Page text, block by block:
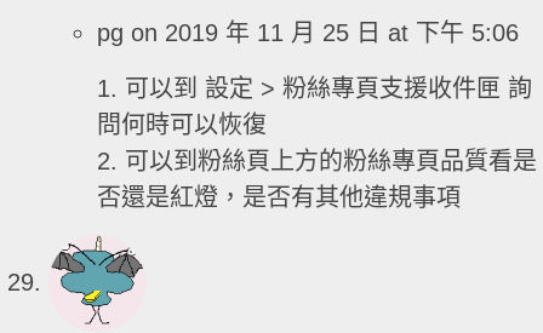
pg on 2019 年 11 月 25 日 at 下午 5:06
1. 可以到 設定 > 粉絲專頁支援收件匣 詢
問何時可以恢復
2. 可以到粉絲頁上方的粉絲專頁品質看是
否還是紅燈，是否有其他違規事項